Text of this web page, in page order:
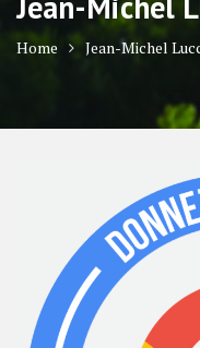
Home Jean-Michel